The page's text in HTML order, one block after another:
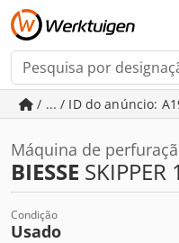
/ ... / ID do anúncio:
Máquina de
BIESSE SKIPPER
Condição
Usado